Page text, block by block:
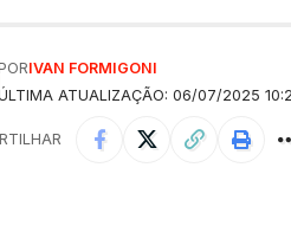
ATUALIZAÇÃO: 06/07/2025
IVAN FORMIGONI